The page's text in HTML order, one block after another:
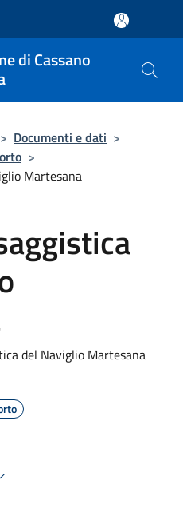
di Cassano
> Documenti e dati >
>
Martesana
del Naviglio Martesana